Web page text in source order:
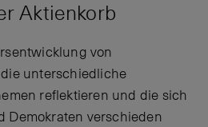
Aktienkorb
von
unterschiedliche
reflektieren und die sich
Demokraten verschieden